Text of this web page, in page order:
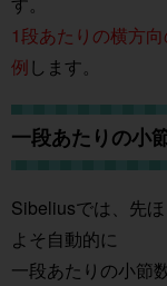
1段あたりの横方
例します。
一段あたりの小
Sibeliusでは、先
よそ自動的に
一段あたりの小節